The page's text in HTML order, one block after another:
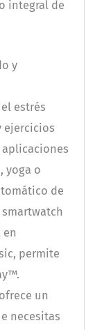
integral de
y
estrés
ejercicios
yoga o
de
permite
un
necesitas